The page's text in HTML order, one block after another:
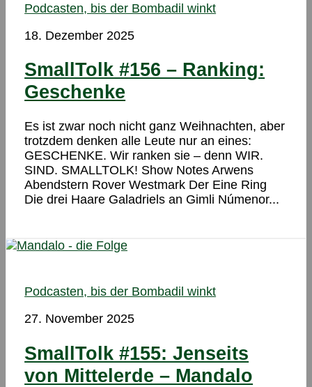
Podcasten, bis der Bombadil winkt
18. Dezember 2025
SmallTolk #156 – Ranking:
Geschenke
Es ist zwar noch nicht ganz Weihnachten, aber
trotzdem denken alle Leute nur an eines:
GESCHENKE. Wir ranken sie – denn WIR.
SIND. SMALLTOLK! Show Notes Arwens
Abendstern Rover Westmark Der Eine Ring
Die drei Haare Galadriels an Gimli Númenor...
Podcasten, bis der Bombadil winkt
27. November 2025
SmallTolk #155: Jenseits
von Mittelerde – Mandalo